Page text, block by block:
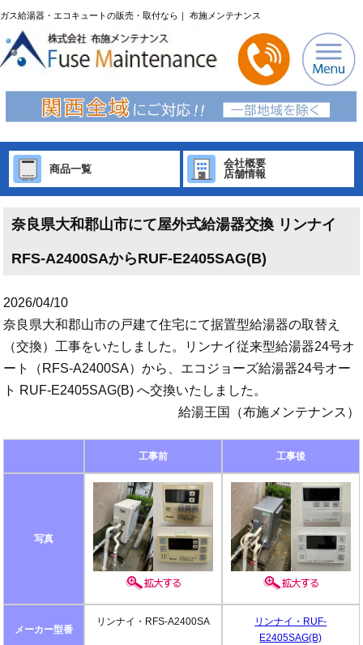
ガス給湯器・エコキュートの販売・取付なら｜ 布施メンテナンス
商品一覧
会社概要
店舗情報
奈良県大和郡山市にて屋外式給湯器交換 リンナイ
RFS-A2400SAからRUF-E2405SAG(B)
2026/04/10
奈良県大和郡山市の戸建て住宅にて据置型給湯器の取替え
（交換）工事をいたしました。リンナイ従来型給湯器24号オ
ート（RFS-A2400SA）から、エコジョーズ給湯器24号オー
ト RUF-E2405SAG(B) へ交換いたしました。
給湯王国（布施メンテナンス）
工事前 工事後
写真
メーカー型番
リンナイ・RFS-A2400SA
リンナイ・RUF-
E2405SAG(B)